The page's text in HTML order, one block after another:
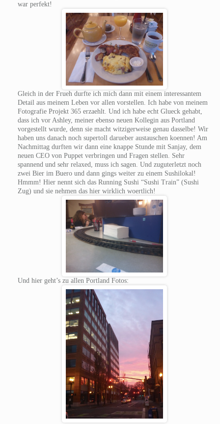
war perfekt!
Gleich in der Frueh durfte ich mich dann mit einem interessantem
Detail aus meinem Leben vor allen vorstellen. Ich habe von meinem
Fotografie Projekt 365 erzaehlt. Und ich habe echt Glueck gehabt,
dass ich vor Ashley, meiner ebenso neuen Kollegin aus Portland
vorgestellt wurde, denn sie macht witzigerweise genau dasselbe! Wir
haben uns danach noch supertoll darueber austauschen koennen! Am
Nachmittag durften wir dann eine knappe Stunde mit Sanjay, dem
neuen CEO von Puppet verbringen und Fragen stellen. Sehr
spannend und sehr relaxed, muss ich sagen. Und zuguterletzt noch
zwei Bier im Buero und dann gings weiter zu einem Sushilokal!
Hmmm! Hier nennt sich das Running Sushi “Sushi Train” (Sushi
Zug) und sie nehmen das hier wirklich woertlich!
Und hier geht’s zu allen Portland Fotos: